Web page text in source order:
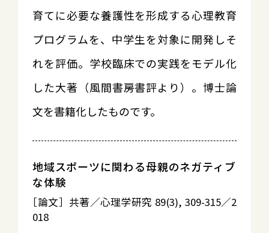
育てに必要な養護性を形成する心理教育
プログラムを、中学生を対象に開発しそ
れを評価。学校臨床での実践をモデル化
した大著（風間書房書評より）。博士論
文を書籍化したものです。
地域スポーツに関わる母親のネガティブ
な体験
［論文］共著／心理学研究 89(3), 309-315／2
018